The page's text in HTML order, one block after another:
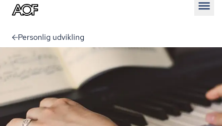
Personlig udvikling